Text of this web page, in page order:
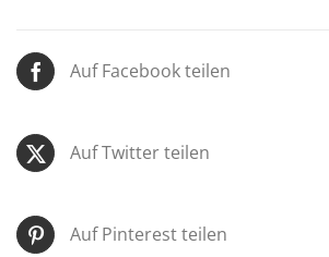
Auf Facebook teilen
Auf Twitter teilen
Auf Pinterest teilen